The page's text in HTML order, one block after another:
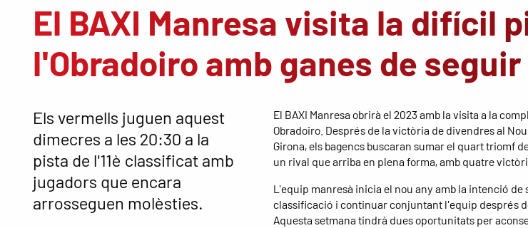
El BAXI Manresa visita la difícil
l'Obradoiro amb ganes de
Els vermells juguen aquest
dimecres a les 20:30 a la
pista de l'11è classificat amb
jugadors que encara
arrosseguen molèsties.
El BAXI Manresa obrirà el 2023 amb la visita a la
Obradoiro. Després de la victòria de divendres al
Girona, els bagencs buscaran sumar el quart triomf
un rival que arriba en plena forma, amb quatre
L'equip manresà inicia el nou any amb la intenció de
classificació i continuar conjuntant l'equip després
Aquesta setmana tindrà dues oportunitats per